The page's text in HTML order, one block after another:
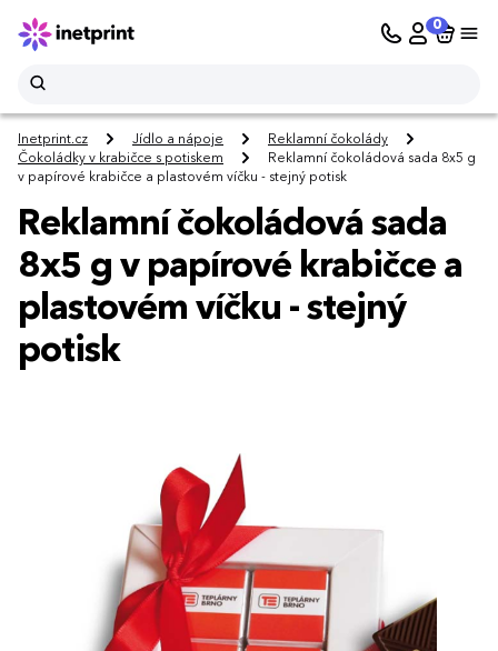
0
Inetprint.cz Jídlo a nápoje
Reklamní čokolády
Čokoládky v krabičce s potiskem
Reklamní čokoládová sada 8x5 g
v papírové krabičce a plastovém víčku - stejný potisk
Reklamní čokoládová sada
8x5 g v papírové krabičce a
plastovém víčku - stejný
potisk